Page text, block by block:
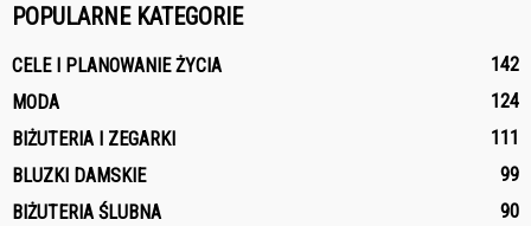
POPULARNE KATEGORIE
CELE I PLANOWANIE ŻYCIA
142
MODA
124
BIŻUTERIA I ZEGARKI
111
BLUZKI DAMSKIE
99
BIŻUTERIA ŚLUBNA
90